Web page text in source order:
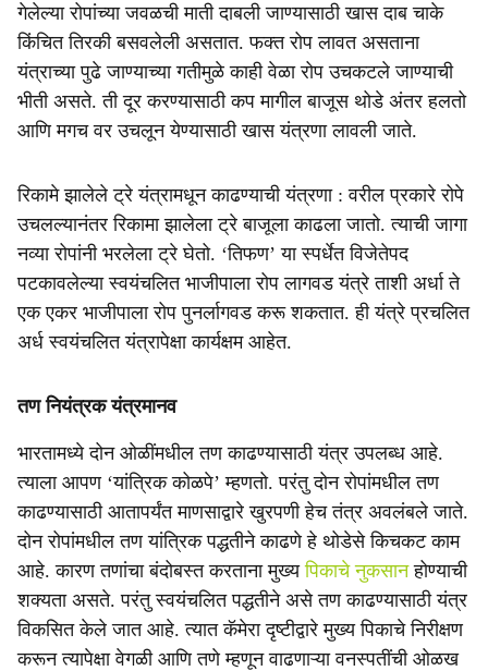
गेलेल्या रोपांच्या जवळची माती दाबली जाण्यासाठी खास दाब चाके
किंचित तिरकी बसवलेली असतात. फक्त रोप लावत असताना
यंत्राच्या पुढे जाण्याच्या गतीमुळे काही वेळा रोप उचकटले जाण्याची
भीती असते. ती दूर करण्यासाठी कप मागील बाजूस थोडे अंतर हलतो
आणि मगच वर उचलून येण्यासाठी खास यंत्रणा लावली जाते.
रिकामे झालेले ट्रे यंत्रामधून काढण्याची यंत्रणा : वरील प्रकारे रोपे
उचलल्यानंतर रिकामा झालेला ट्रे बाजूला काढला जातो. त्याची जागा
नव्या रोपांनी भरलेला ट्रे घेतो. ‘तिफण’ या स्पर्धेत विजेतेपद
पटकावलेल्या स्वयंचलित भाजीपाला रोप लागवड यंत्रे ताशी अर्धा ते
एक एकर भाजीपाला रोप पुनर्लागवड करू शकतात. ही यंत्रे प्रचलित
अर्ध स्वयंचलित यंत्रापेक्षा कार्यक्षम आहेत.
तण नियंत्रक यंत्रमानव
भारतामध्ये दोन ओळींमधील तण काढण्यासाठी यंत्र उपलब्ध आहे.
त्याला आपण ‘यांत्रिक कोळपे’ म्हणतो. परंतु दोन रोपांमधील तण
काढण्यासाठी आतापर्यंत माणसाद्वारे खुरपणी हेच तंत्र अवलंबले जाते.
दोन रोपांमधील तण यांत्रिक पद्धतीने काढणे हे थोडेसे किचकट काम
आहे. कारण तणांचा बंदोबस्त करताना मुख्यपिकाचे नुकसानहोण्याची
शक्यता असते. परंतु स्वयंचलित पद्धतीने असे तण काढण्यासाठी यंत्र
विकसित केले जात आहे. त्यात कॅमेरा दृष्टीद्वारे मुख्य पिकाचे निरीक्षण
करून त्यापेक्षा वेगळी आणि तणे म्हणून वाढणाऱ्या वनस्पतींची ओळख